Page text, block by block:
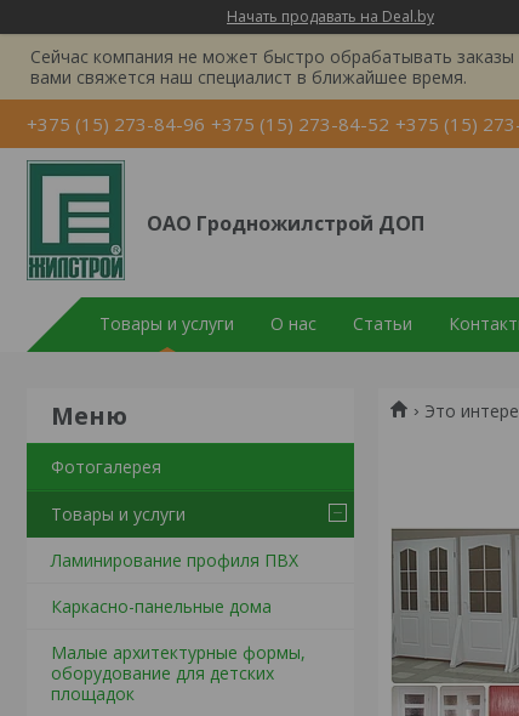
Начать продавать на Deal.by
Сейчас компания не может быстро обрабатывать
вами свяжется наш специалист в ближайшее время.
+375 (15) 273-84-96 +375 (15) 273-84-52 +375 (15)
ОАО Гродножилстрой ДОП
Товары и услуги О нас Статьи
Фотогалерея
Товары и услуги
Ламинирование профиля ПВХ
Каркасно-панельные дома
Малые архитектурные формы,
оборудование для детских
площадок
Это